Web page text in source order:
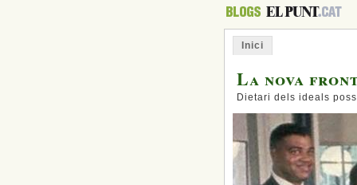
Inici
La nova
Dietari dels ideals